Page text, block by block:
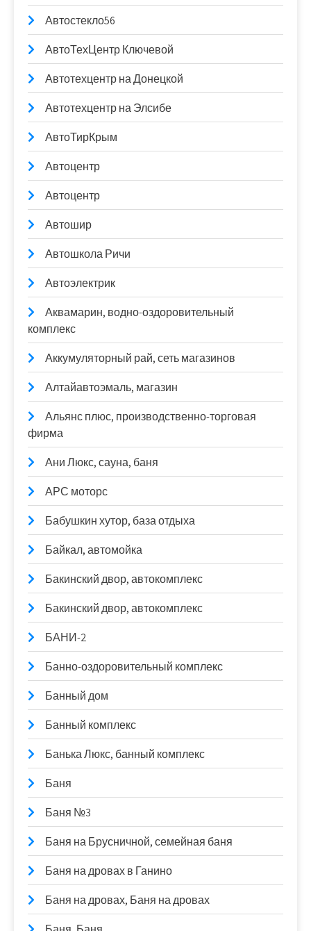
Автостекло56
АвтоТехЦентр Ключевой
Автотехцентр на Донецкой
Автотехцентр на Элсибе
АвтоТирКрым
Автоцентр
Автоцентр
Автошир
Автошкола Ричи
Автоэлектрик
Аквамарин, водно-оздоровительный
комплекс
Аккумуляторный рай, сеть магазинов
Алтайавтоэмаль, магазин
Альянс плюс, производственно-торговая
фирма
Ани Люкс, сауна, баня
АРС моторс
Бабушкин хутор, база отдыха
Байкал, автомойка
Бакинский двор, автокомплекс
Бакинский двор, автокомплекс
БАНИ-2
Банно-оздоровительный комплекс
Банный дом
Банный комплекс
Банька Люкс, банный комплекс
Баня
Баня №3
Баня на Брусничной, семейная баня
Баня на дровах в Ганино
Баня на дровах, Баня на дровах